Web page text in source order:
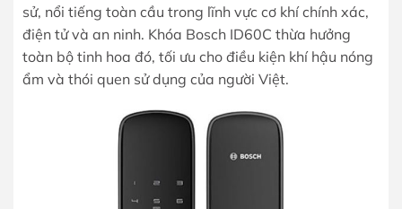
sử, nổi tiếng toàn cầu trong lĩnh vực cơ khí chính xác,
điện tử và an ninh. Khóa Bosch ID60C thừa hưởng
toàn bộ tinh hoa đó, tối ưu cho điều kiện khí hậu nóng
ẩm và thói quen sử dụng của người Việt.